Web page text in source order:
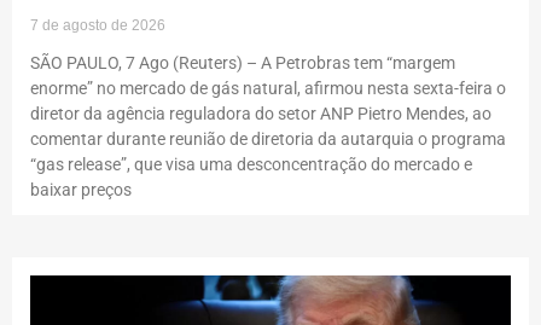
7 de agosto de 2026
SÃO PAULO, 7 Ago (Reuters) – A Petrobras tem “margem
enorme” no mercado de gás natural, afirmou nesta sexta-feira o
diretor da agência reguladora do setor ANP Pietro Mendes, ao
comentar durante reunião de diretoria da autarquia o programa
“gas release”, que visa uma desconcentração do mercado e
baixar preços